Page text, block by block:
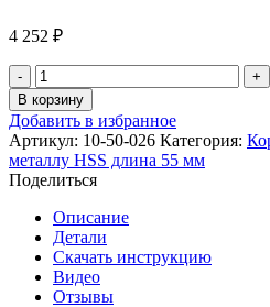
4 252 ₽
Количество
товара
Корончатое
сверло
Messer
HSS
по
металлу
диаметр
26
мм/
длина
В корзину
Добавить в избранное
Артикул: 10-50-026 Категория:
металлу HSS длина 55 мм
Поделиться
Описание
Детали
Скачать инструкцию
Видео
Отзывы